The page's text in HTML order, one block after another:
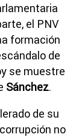
el PNV
formación
de
se muestre
Sánchez.
de su
no